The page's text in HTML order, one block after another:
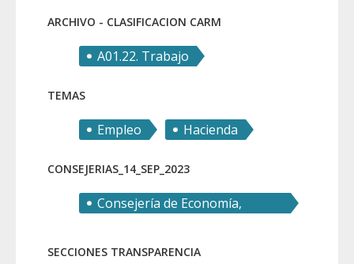
ARCHIVO - CLASIFICACION CARM
A01.22. Trabajo
TEMAS
Empleo Hacienda
CONSEJERIAS_14_SEP_2023
Consejería de Economía,
SECCIONES TRANSPARENCIA